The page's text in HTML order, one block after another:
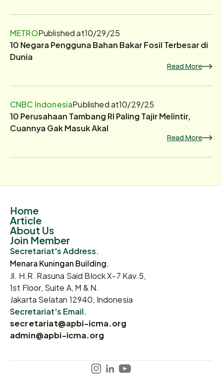
METROPublished at10/29/25
10 Negara Pengguna Bahan Bakar Fosil Terbesar di
Dunia
Read More
CNBC IndonesiaPublished at10/29/25
10 Perusahaan Tambang RI Paling Tajir Melintir,
Cuannya Gak Masuk Akal
Read More
Home
Article
About Us
Join Member
Secretariat's Address.
Menara Kuningan Building.
Jl. H.R. Rasuna Said Block X-7 Kav.5,
1st Floor, Suite A, M & N.
Jakarta Selatan 12940, Indonesia
Secretariat's Email.
secretariat@apbi-icma.org
admin@apbi-icma.org